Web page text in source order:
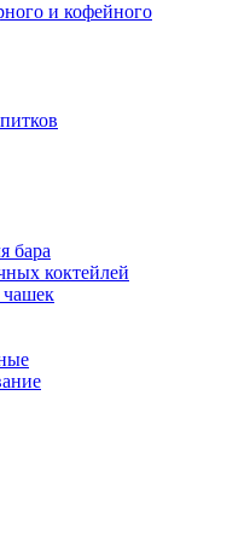
и кофейного
бара
коктейлей
чашек